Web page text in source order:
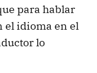
para hablar
el idioma en el
lo